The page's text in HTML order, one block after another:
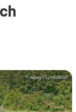
Pixabay (Symbolbild)